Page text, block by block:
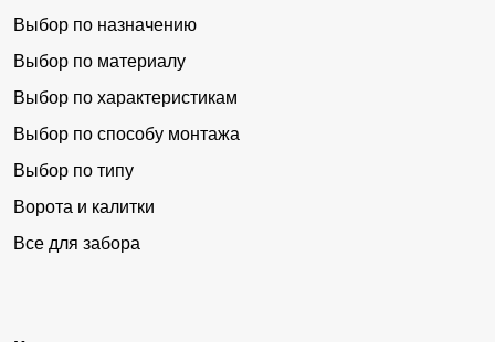
Выбор по назначению
Выбор по материалу
Выбор по характеристикам
Выбор по способу монтажа
Выбор по типу
Ворота и калитки
Все для забора